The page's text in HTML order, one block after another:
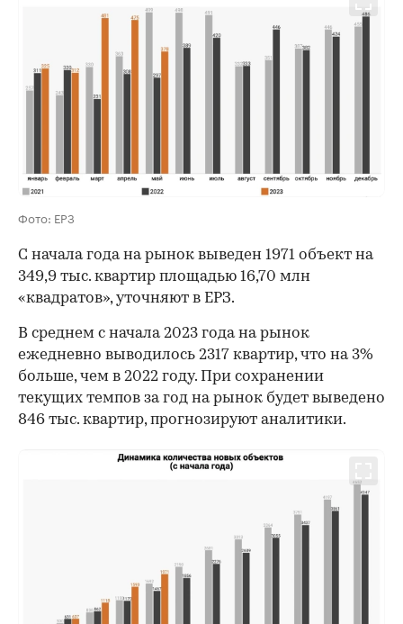
Фото: ЕРЗ
С начала года на рынок выведен 1971 объект на
349,9 тыс. квартир площадью 16,70 млн
«квадратов», уточняют в ЕРЗ.
В среднем с начала 2023 года на рынок
ежедневно выводилось 2317 квартир, что на 3%
больше, чем в 2022 году. При сохранении
текущих темпов за год на рынок будет выведено
846 тыс. квартир, прогнозируют аналитики.